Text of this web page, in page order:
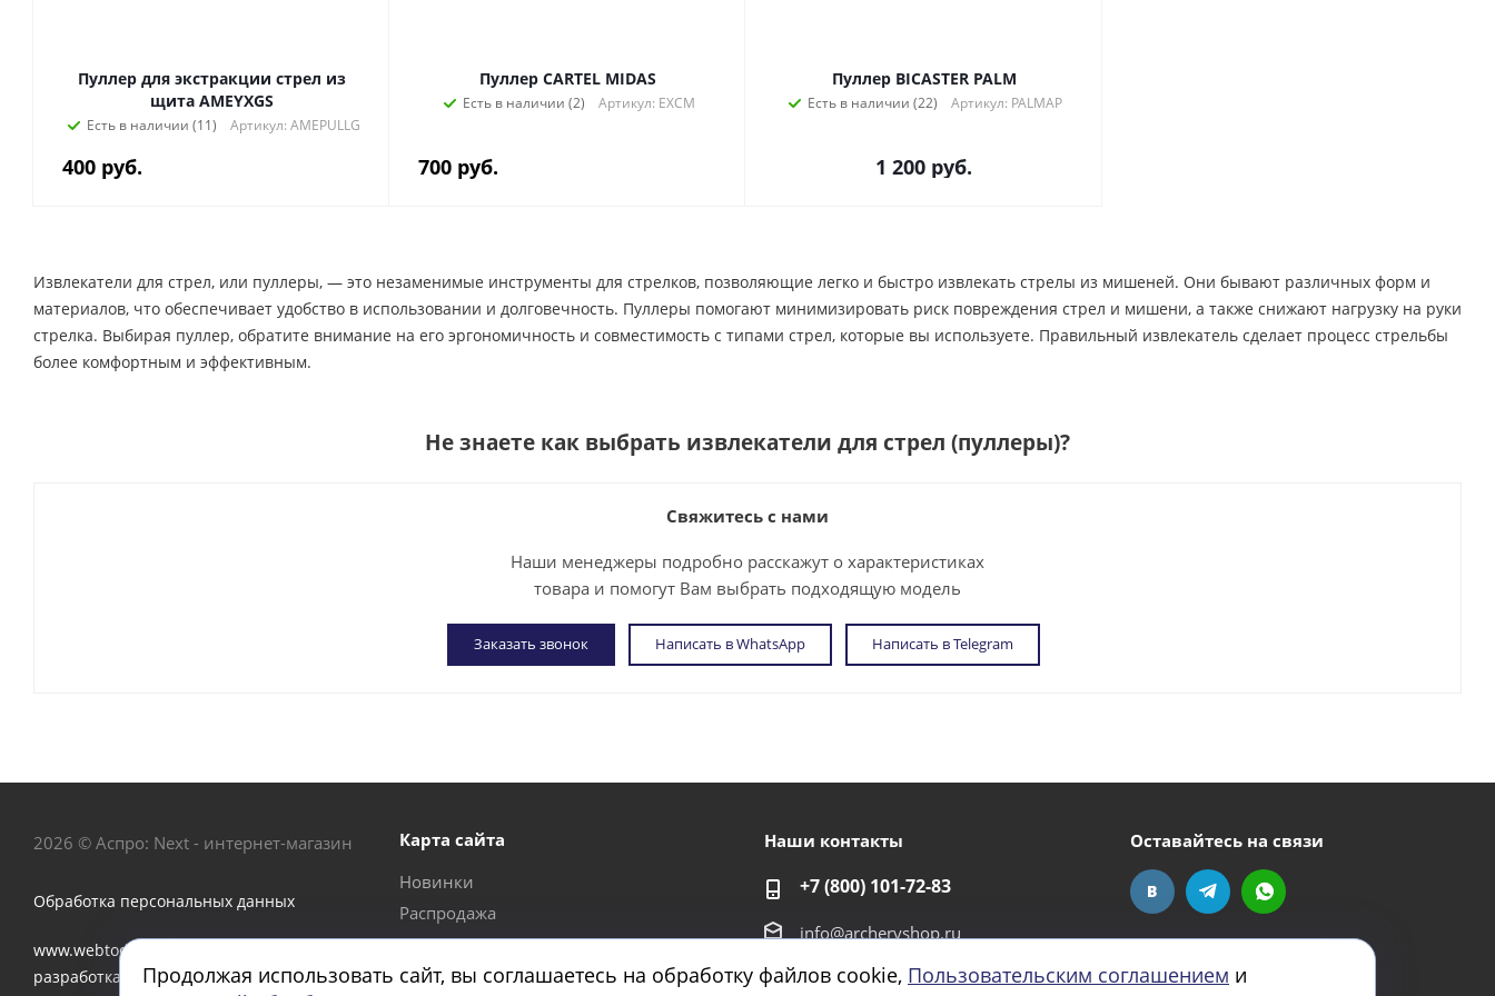
Пуллер для экстракции стрел из
щита AMEYXGS
Есть в наличии (11) Артикул: AMEPULLG
400 руб.
Пуллер CARTEL MIDAS
Есть в наличии (2) Артикул: EXCM
700 руб.
Пуллер BICASTER PALM
Есть в наличии (22) Артикул: PALMAP
1 200 руб.
Извлекатели для стрел, или пуллеры, — это незаменимые инструменты для стрелков, позволяющие легко и быстро извлекать стрелы из мишеней. Они бывают различных форм и
материалов, что обеспечивает удобство в использовании и долговечность. Пуллеры помогают минимизировать риск повреждения стрел и мишени, а также снижают нагрузку на руки
стрелка. Выбирая пуллер, обратите внимание на его эргономичность и совместимость с типами стрел, которые вы используете. Правильный извлекатель сделает процесс стрельбы
более комфортным и эффективным.
Не знаете как выбрать извлекатели для стрел (пуллеры)?
Свяжитесь с нами
Наши менеджеры подробно расскажут о характеристиках
товара и помогут Вам выбрать подходящую модель
Заказать звонок Написать в WhatsApp Написать в Telegram
2026 © Аспро: Next - интернет-магазин
Обработка персональных данных
www.webtoday.pro - создание и
разработка интернет-магазина на 1C-
Карта сайта
Новинки
Распродажа
Акции
Бренды
Наши контакты
+7 (800) 101-72-83
info@archeryshop.ru
г. Санкт-Петербург,
Оставайтесь на связи
Задать вопрос
Продолжая использовать сайт, вы соглашаетесь на обработку файлов cookie, Пользовательским соглашением и